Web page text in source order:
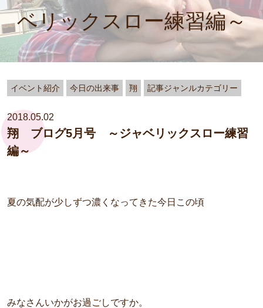
ベリックスロー練習編～
イベント紹介 今日の出来事 翔 記事ジャンルカテゴリー
2018.05.02
翔 ブログ5月号 ～ジャベリックスロー練習
編～
夏の気配が少しずつ濃くなってきた今日この頃
みなさんいかがお過ごしですか。